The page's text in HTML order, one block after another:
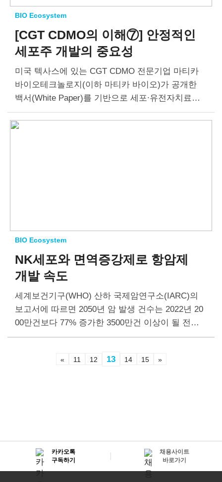
BIO Ecosystem
[CGT CDMO의 이해⑦] 안정적인
세포주 개발의 중요성
미국 텍사스에 있는 CGT CDMO 전문기업 마티카
바이오테크놀로지(이하 마티카 바이오)가 공개한
백서(White Paper)를 기반으로 세포∙유전자치료제
CDMO의 구조와 기능을 알아보는 [CGT CDMO의
이해] 칼럼을 8편 연재합니다.7편에서는 바이럴 벡
BIO Ecosystem
NK세포와 면역증강제로 항암제
개발 속도
세계보건기구(WHO) 산하 국제암연구소(IARC)의
보고서에 따르면 2050년 암 발생 건수는 2022년 20
00만건보다 77% 증가한 3500만건 이상이 될 전망
이다. 전 세계 암 사망자는 2022년 970만명에서 205
« 11 12 13 14 15 »
카카오톡
구독하기
채용사이트
바로가기